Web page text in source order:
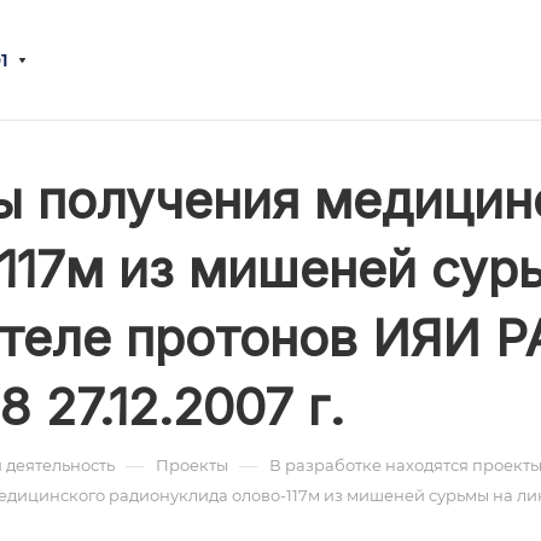
получения
из мишеней
протонов ИЯИ
27.12.2007 г.
— Проекты —
В разработке находятся проекты
радионуклида олово-117м из мишеней сурьмы на